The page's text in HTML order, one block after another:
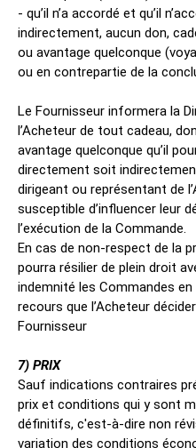
- qu’il n’a accordé et qu’il
indirectement, aucun don,
ou avantage quelconque
ou en contrepartie de la
Le Fournisseur informera la
l’Acheteur de tout cadeau,
avantage quelconque qu’il
directement soit
dirigeant ou représentant de
susceptible d’influencer leur
l’exécution de la Commande.
En cas de non-respect de la
pourra résilier de plein droit
indemnité les Commandes
recours que l’Acheteur
Fournisseur
7) PRIX
Sauf indications contraires
prix et conditions qui y sont
définitifs, c'est-à-dire non
variation des conditions